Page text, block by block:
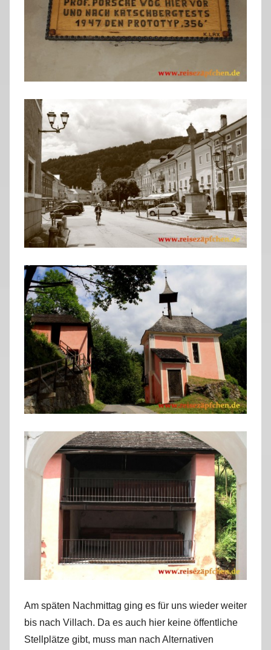
Am späten Nachmittag ging es für uns wieder weiter
bis nach Villach. Da es auch hier keine öffentliche
Stellplätze gibt, muss man nach Alternativen